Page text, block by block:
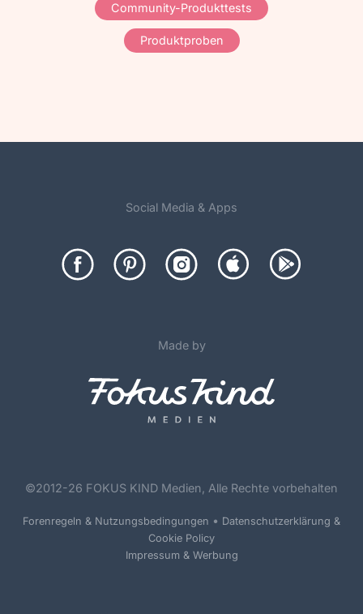
Community-Produkttests
Produktproben
Social Media & Apps
Made by
©2012-26 FOKUS KIND Medien, Alle Rechte vorbehalten
Forenregeln & Nutzungsbedingungen • Datenschutzerklärung &
Cookie Policy
Impressum & Werbung